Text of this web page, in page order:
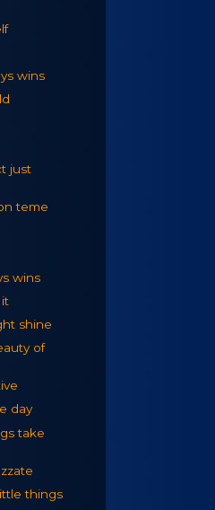
wins
just
teme
wins
shine
of
day
take
things